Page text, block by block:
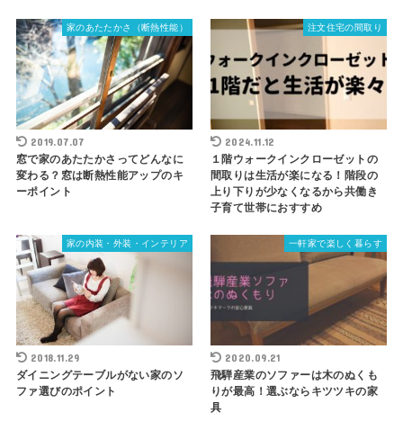
家のあたたかさ（断熱性能）
2019.07.07
窓で家のあたたかさってどんなに
変わる？窓は断熱性能アップのキ
ーポイント
注文住宅の間取り
2024.11.12
１階ウォークインクローゼットの
間取りは生活が楽になる！階段の
上り下りが少なくなるから共働き
子育て世帯におすすめ
家の内装・外装・インテリア
2018.11.29
ダイニングテーブルがない家のソ
ファ選びのポイント
一軒家で楽しく暮らす
2020.09.21
飛騨産業のソファーは木のぬくも
りが最高！選ぶならキツツキの家
具